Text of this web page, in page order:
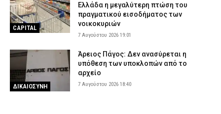
CAPITAL
Ελλάδα η μεγαλύτερη πτώση του
πραγματικού εισοδήματος των
νοικοκυριών
7 Αυγούστου 2026 19:01
ΔΙΚΑΙΟΣΥΝΗ
Άρειος Πάγος: Δεν ανασύρεται η
υπόθεση των υποκλοπών από το
αρχείο
7 Αυγούστου 2026 18:40